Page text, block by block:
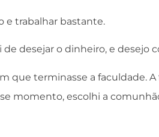
e trabalhar bastante.
desejar o dinheiro, e desejo
que terminasse a faculdade.
momento, escolhi a